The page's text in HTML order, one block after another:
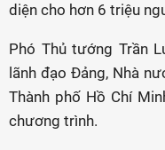
diện cho hơn 6 triệu
Phó Thủ tướng Trần
lãnh đạo Đảng, Nhà
Thành phố Hồ Chí
chương trình.